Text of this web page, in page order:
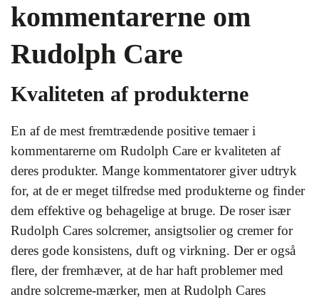
kommentarerne om
Rudolph Care
Kvaliteten af produkterne
En af de mest fremtrædende positive temaer i
kommentarerne om Rudolph Care er kvaliteten af
deres produkter. Mange kommentatorer giver udtryk
for, at de er meget tilfredse med produkterne og finder
dem effektive og behagelige at bruge. De roser især
Rudolph Cares solcremer, ansigtsolier og cremer for
deres gode konsistens, duft og virkning. Der er også
flere, der fremhæver, at de har haft problemer med
andre solcreme-mærker, men at Rudolph Cares